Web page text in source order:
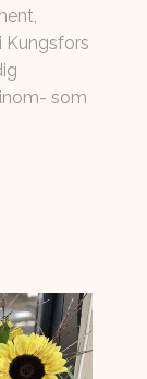
Kungsfors
som